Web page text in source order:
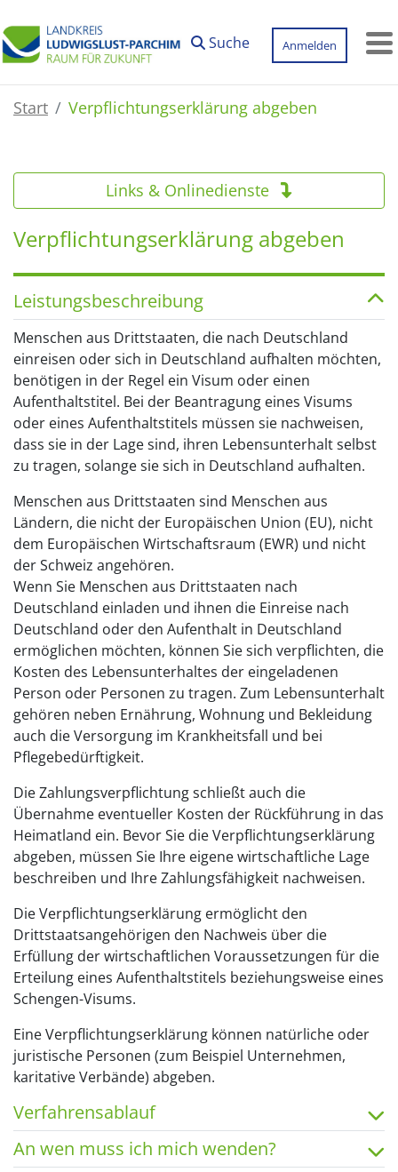
Suche
Anmelden
Start Verpflichtungserklärung abgeben
Links & Onlinedienste
Verpflichtungserklärung abgeben
Leistungsbeschreibung
Menschen aus Drittstaaten, die nach Deutschland
einreisen oder sich in Deutschland aufhalten möchten,
benötigen in der Regel ein Visum oder einen
Aufenthaltstitel. Bei der Beantragung eines Visums
oder eines Aufenthaltstitels müssen sie nachweisen,
dass sie in der Lage sind, ihren Lebensunterhalt selbst
zu tragen, solange sie sich in Deutschland aufhalten.
Menschen aus Drittstaaten sind Menschen aus
Ländern, die nicht der Europäischen Union (EU), nicht
dem Europäischen Wirtschaftsraum (EWR) und nicht
der Schweiz angehören.
Wenn Sie Menschen aus Drittstaaten nach
Deutschland einladen und ihnen die Einreise nach
Deutschland oder den Aufenthalt in Deutschland
ermöglichen möchten, können Sie sich verpflichten, die
Kosten des Lebensunterhaltes der eingeladenen
Person oder Personen zu tragen. Zum Lebensunterhalt
gehören neben Ernährung, Wohnung und Bekleidung
auch die Versorgung im Krankheitsfall und bei
Pflegebedürftigkeit.
Die Zahlungsverpflichtung schließt auch die
Übernahme eventueller Kosten der Rückführung in das
Heimatland ein. Bevor Sie die Verpflichtungserklärung
abgeben, müssen Sie Ihre eigene wirtschaftliche Lage
beschreiben und Ihre Zahlungsfähigkeit nachweisen.
Die Verpflichtungserklärung ermöglicht den
Drittstaatsangehörigen den Nachweis über die
Erfüllung der wirtschaftlichen Voraussetzungen für die
Erteilung eines Aufenthaltstitels beziehungsweise eines
Schengen-Visums.
Eine Verpflichtungserklärung können natürliche oder
juristische Personen (zum Beispiel Unternehmen,
karitative Verbände) abgeben.
Verfahrensablauf
An wen muss ich mich wenden?